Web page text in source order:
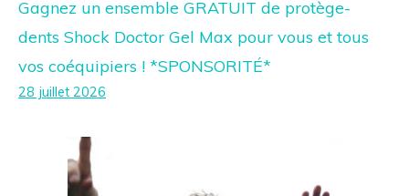
Gagnez un ensemble GRATUIT de protège-
dents Shock Doctor Gel Max pour vous et tous
vos coéquipiers ! *SPONSORITÉ*
28 juillet 2026